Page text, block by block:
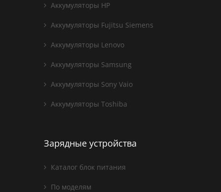
Аккумуляторы HP
Аккумуляторы Fujitsu Siemens
Аккумуляторы Lenovo
Аккумуляторы Samsung
Аккумуляторы Sony Vaio
Аккумуляторы Toshiba
Зарядные устройства
Каталог блок питания
По моделям